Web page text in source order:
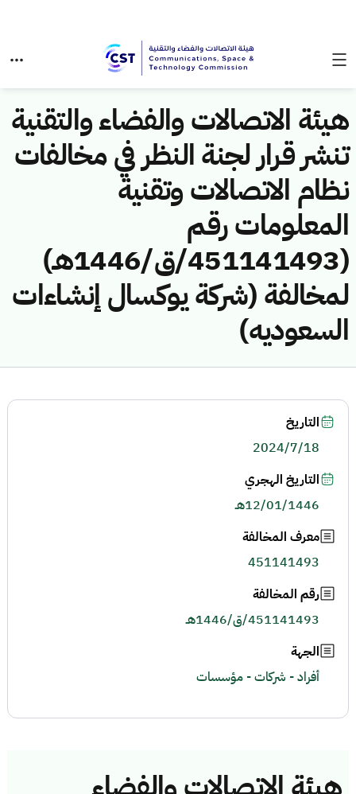
هيئة الاتصالات والفضاء والتقنية
تنشر قرار لجنة النظر في مخالفات
نظام الاتصالات وتقنية
المعلومات رقم
(451141493/ق/1446هـ)
لمخالفة (شركة يوكسال إنشاءات
السعوديه)
التاريخ
2024/7/18
التاريخ الهجري
12/01/1446هـ
معرف المخالفة
451141493
رقم المخالفة
451141493/ق/1446هـ
الجهة
أفراد - شركات - مؤسسات